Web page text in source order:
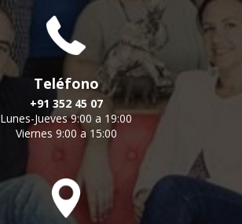
Teléfono
+91 352 45 07
Lunes-Jueves 9:00 a 19:00
Viernes 9:00 a 15:00